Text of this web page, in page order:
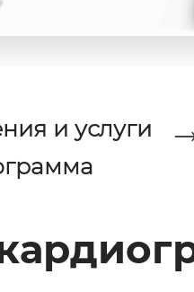
и услуги